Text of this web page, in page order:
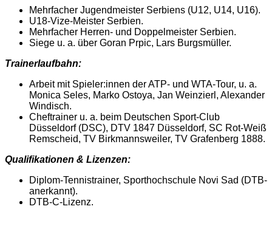
Mehrfacher Jugendmeister Serbiens (U12, U14, U16).
U18-Vize-Meister Serbien.
Mehrfacher Herren- und Doppelmeister Serbien.
Siege u. a. über Goran Prpic, Lars Burgsmüller.
Trainerlaufbahn:
Arbeit mit Spieler:innen der ATP- und WTA-Tour, u. a.
Monica Seles, Marko Ostoya, Jan Weinzierl, Alexander
Windisch.
Cheftrainer u. a. beim Deutschen Sport-Club
Düsseldorf (DSC), DTV 1847 Düsseldorf, SC Rot-Weiß
Remscheid, TV Birkmannsweiler, TV Grafenberg 1888.
Qualifikationen & Lizenzen:
Diplom-Tennistrainer, Sporthochschule Novi Sad (DTB-
anerkannt).
DTB-C-Lizenz.